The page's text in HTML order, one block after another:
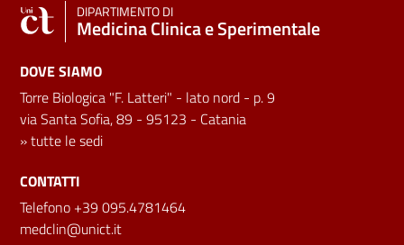
DIPARTIMENTO DI
Medicina Clinica e Sperimentale
DOVE SIAMO
Torre Biologica "F. Latteri" - lato nord - p. 9
via Santa Sofia, 89 - 95123 - Catania
»tutte le sedi
CONTATTI
Telefono +39 095.4781464
medclin@unict.it